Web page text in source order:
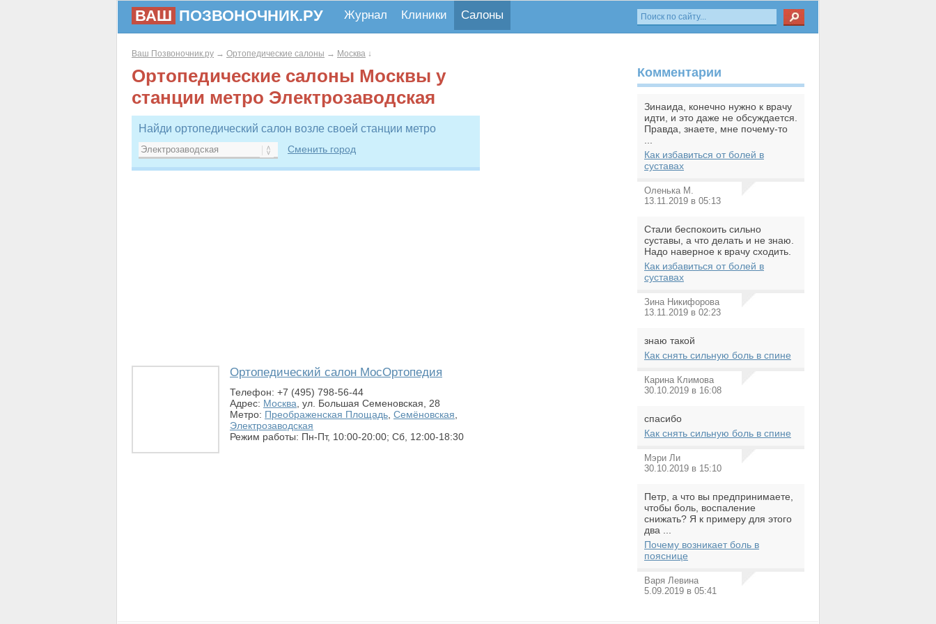
Ваш Позвоночник.ру → Ортопедические салоны → Москва ↓
Ортопедические салоны Москвы у
станции метро Электрозаводская
Найди ортопедический салон возле своей станции метро
Сменить город
Ортопедический салон МосОртопедия
Телефон: +7 (495) 798-56-44
Адрес: Москва , ул. Большая Семеновская, 28
Метро: Преображенская Площадь Семёновская
Электрозаводская
Режим работы: Пн-Пт, 10:00-20:00; Сб, 12:00-18:30
Комментарии
Зинаида, конечно нужно к врачу
идти, и это даже не обсуждается.
Правда, знаете, мне почему-то
Как избавиться от болей в
суставах
Оленька М.
13.11.2019 в 05:13
Стали беспокоить сильно
суставы, а что делать и не знаю.
Надо наверное к врачу сходить.
Как избавиться от болей в
суставах
Зина Никифорова
13.11.2019 в 02:23
знаю такой
Как снять сильную боль в спине
Карина Климова
30.10.2019 в 16:08
спасибо
Как снять сильную боль в спине
Мэри Ли
30.10.2019 в 15:10
Петр, а что вы предпринимаете,
чтобы боль, воспаление
снижать? Я к примеру для этого
два ...
Почему возникает боль в
пояснице
Варя Левина
5.09.2019 в 05:41
ВАШ ПОЗВОНОЧНИК.РУ Журнал Клиники Салоны